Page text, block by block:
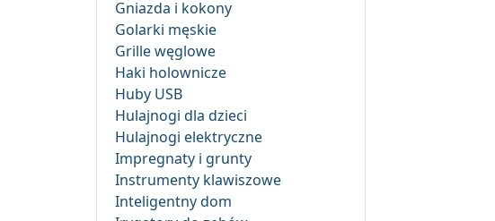
Gniazda i kokony
Golarki męskie
Grille węglowe
Haki holownicze
Huby USB
Hulajnogi dla dzieci
Hulajnogi elektryczne
Impregnaty i grunty
Instrumenty klawiszowe
Inteligentny dom